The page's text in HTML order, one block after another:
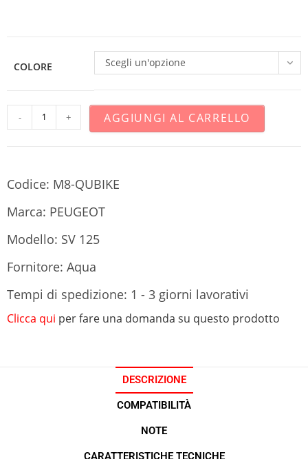
COLORE Scegli un'opzione
- + AGGIUNGI AL CARRELLO
Codice: M8-QUBIKE
Marca: PEUGEOT
Modello: SV 125
Fornitore: Aqua
Tempi di spedizione: 1 - 3 giorni lavorativi
Clicca qui per fare una domanda su questo prodotto
DESCRIZIONE
COMPATIBILITÀ
NOTE
CARATTERISTICHE TECNICHE